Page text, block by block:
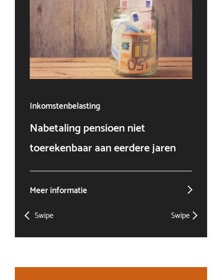
Inkomstenbelasting
Nabetaling pensioen niet
toerekenbaar aan eerdere jaren
Meer informatie
Swipe Swipe